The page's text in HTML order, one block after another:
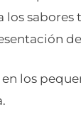
los
los